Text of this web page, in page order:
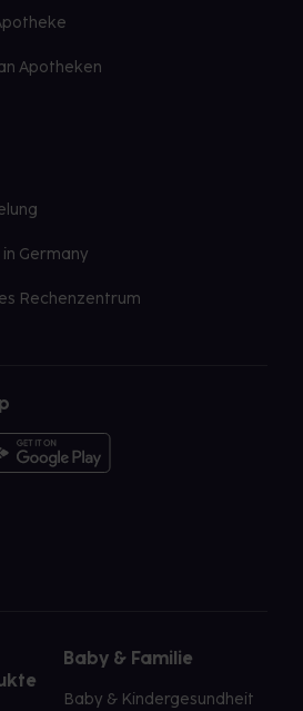
Apotheken
Germany
Rechenzentrum
Baby & Familie
Baby & Kindergesundheit